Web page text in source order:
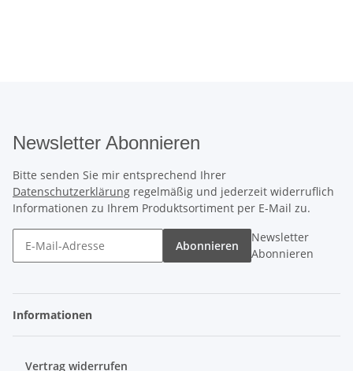
Newsletter Abonnieren
Bitte senden Sie mir entsprechend Ihrer
Datenschutzerklärung regelmäßig und jederzeit widerruflich
Informationen zu Ihrem Produktsortiment per E-Mail zu.
Abonnieren
Newsletter
Abonnieren
Informationen
Vertrag widerrufen